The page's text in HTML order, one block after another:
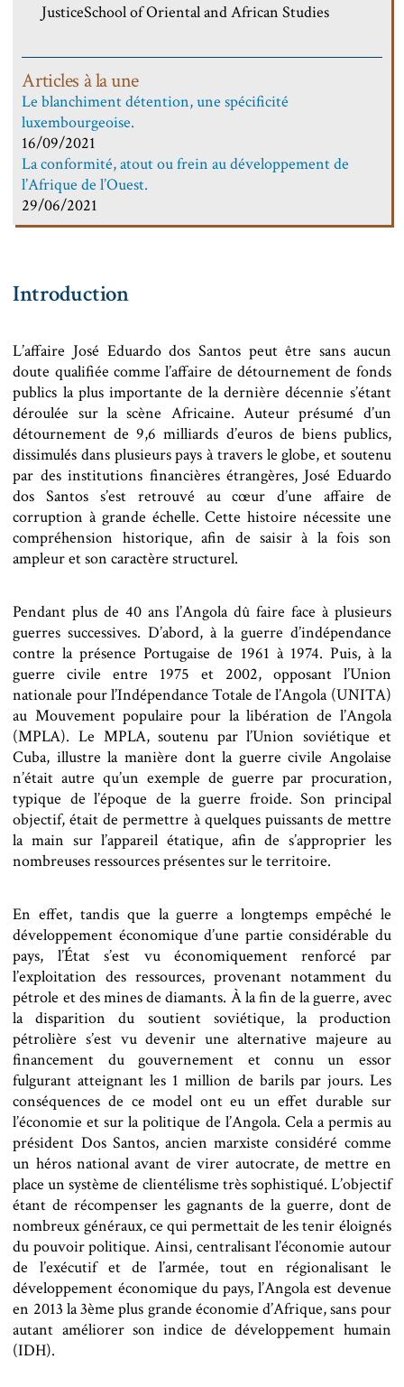
JusticeSchool of Oriental and African Studies
Articles à la une
Le blanchiment détention, une spécificité
luxembourgeoise.
16/09/2021
La conformité, atout ou frein au développement de
l’Afrique de l’Ouest.
29/06/2021
Introduction
L’affaire José Eduardo dos Santos peut être sans aucun
doute qualifiée comme l’affaire de détournement de fonds
publics la plus importante de la dernière décennie s’étant
déroulée sur la scène Africaine. Auteur présumé d’un
détournement de 9,6 milliards d’euros de biens publics,
dissimulés dans plusieurs pays à travers le globe, et soutenu
par des institutions financières étrangères, José Eduardo
dos Santos s’est retrouvé au cœur d’une affaire de
corruption à grande échelle. Cette histoire nécessite une
compréhension historique, afin de saisir à la fois son
ampleur et son caractère structurel.
Pendant plus de 40 ans l’Angola dû faire face à plusieurs
guerres successives. D’abord, à la guerre d’indépendance
contre la présence Portugaise de 1961 à 1974. Puis, à la
guerre civile entre 1975 et 2002, opposant l’Union
nationale pour l’Indépendance Totale de l’Angola (UNITA)
au Mouvement populaire pour la libération de l’Angola
(MPLA). Le MPLA, soutenu par l’Union soviétique et
Cuba, illustre la manière dont la guerre civile Angolaise
n’était autre qu’un exemple de guerre par procuration,
typique de l’époque de la guerre froide. Son principal
objectif, était de permettre à quelques puissants de mettre
la main sur l’appareil étatique, afin de s’approprier les
nombreuses ressources présentes sur le territoire.
En effet, tandis que la guerre a longtemps empêché le
développement économique d’une partie considérable du
pays, l’État s’est vu économiquement renforcé par
l’exploitation des ressources, provenant notamment du
pétrole et des mines de diamants. À la fin de la guerre, avec
la disparition du soutient soviétique, la production
pétrolière s’est vu devenir une alternative majeure au
financement du gouvernement et connu un essor
fulgurant atteignant les 1 million de barils par jours. Les
conséquences de ce model ont eu un effet durable sur
l’économie et sur la politique de l’Angola. Cela a permis au
président Dos Santos, ancien marxiste considéré comme
un héros national avant de virer autocrate, de mettre en
place un système de clientélisme très sophistiqué. L’objectif
étant de récompenser les gagnants de la guerre, dont de
nombreux généraux, ce qui permettait de les tenir éloignés
du pouvoir politique. Ainsi, centralisant l’économie autour
de l’exécutif et de l’armée, tout en régionalisant le
développement économique du pays, l’Angola est devenue
en 2013 la 3ème plus grande économie d’Afrique, sans pour
autant améliorer son indice de développement humain
(IDH).